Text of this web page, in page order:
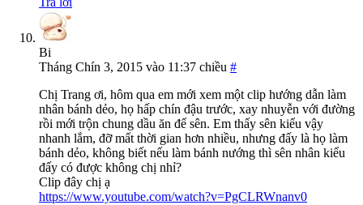
Bi
Tháng Chín 3, 2015 vào 11:37 chiều #
Chị Trang ơi, hôm qua em mới xem một clip hướng dẫn làm
nhân bánh dẻo, họ hấp chín đậu trước, xay nhuyễn với đường
rồi mới trộn chung dầu ăn để sên. Em thấy sên kiểu vậy
nhanh lắm, đỡ mất thời gian hơn nhiều, nhưng đấy là họ làm
bánh dẻo, không biết nếu làm bánh nướng thì sên nhân kiểu
đấy có được không chị nhỉ?
Clip đây chị ạ
https://www.youtube.com/watch?v=PgCLRWnanv0